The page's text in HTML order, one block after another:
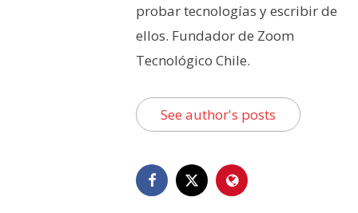
probar tecnologías y escribir de
ellos. Fundador de Zoom
Tecnológico Chile.
See author's posts